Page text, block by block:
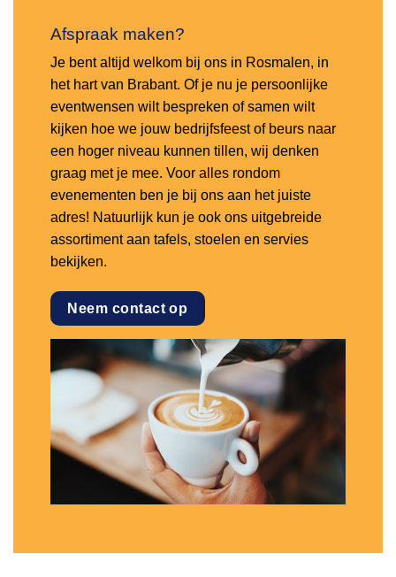
Afspraak maken?
Je bent altijd welkom bij ons in Rosmalen, in
het hart van Brabant. Of je nu je persoonlijke
eventwensen wilt bespreken of samen wilt
kijken hoe we jouw bedrijfsfeest of beurs naar
een hoger niveau kunnen tillen, wij denken
graag met je mee. Voor alles rondom
evenementen ben je bij ons aan het juiste
adres! Natuurlijk kun je ook ons uitgebreide
assortiment aan tafels, stoelen en servies
bekijken.
Neem contact op